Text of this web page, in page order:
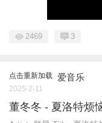
2469 3
点击重新加载 爱音乐
2025-2-11
董冬冬 - 夏洛特烦